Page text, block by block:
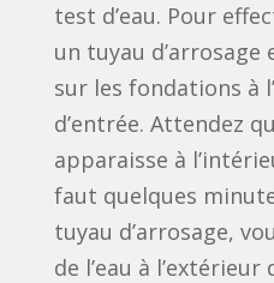
test d’eau. Pour
un tuyau d’arrosage
sur les fondations à
d’entrée. Attendez
apparaisse à
faut quelques
tuyau d’arrosage,
de l’eau à